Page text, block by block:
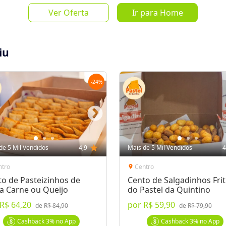
Ver Oferta Ir para Home
Salvar Oferta favorite_border
Inscrever-se
a
-24%
5 Mil Vendidos 4,9 star
de Pasteizinhos de
Carne ou Queijo
R$ 64,20 deR$ 84,90
Cashback3%no App
Mais de 5 Mil Vendidos
location_on Centro
Cento de Salgadinhos
do Pastel da Quintino
por R$ 59,90 deR$ 79,90
Cashback3%no App